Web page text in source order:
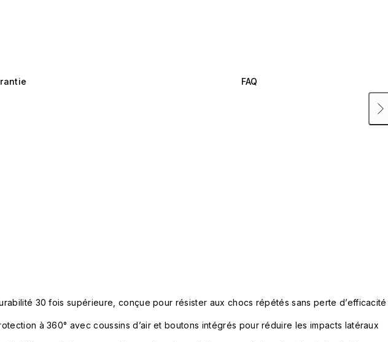
FAQ
30 fois supérieure, conçue pour résister aux chocs répétés sans perte d’efficacité
à 360° avec coussins d’air et boutons intégrés pour réduire les impacts latéraux